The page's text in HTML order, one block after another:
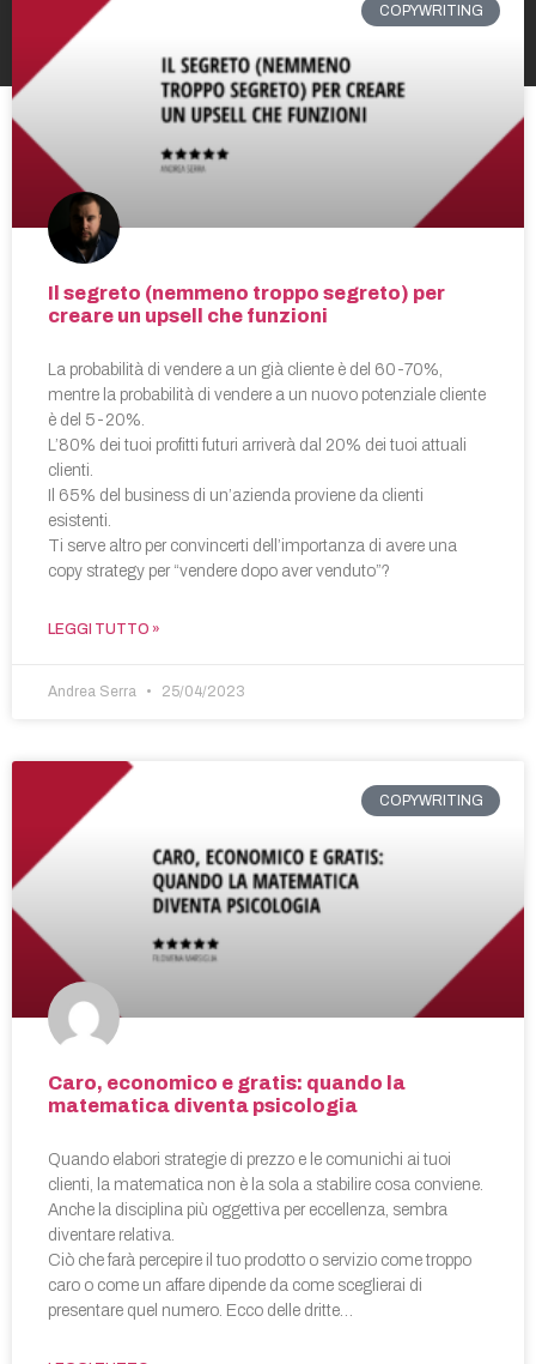
COPYWRITING
Il segreto (nemmeno troppo segreto) per
creare un upsell che funzioni
La probabilità di vendere a un già cliente è del 60-70%,
mentre la probabilità di vendere a un nuovo potenziale cliente
è del 5-20%.
L’80% dei tuoi profitti futuri arriverà dal 20% dei tuoi attuali
clienti.
Il 65% del business di un’azienda proviene da clienti
esistenti.
Ti serve altro per convincerti dell’importanza di avere una
copy strategy per “vendere dopo aver venduto”?
LEGGI TUTTO »
Andrea Serra 25/04/2023
COPYWRITING
Caro, economico e gratis: quando la
matematica diventa psicologia
Quando elabori strategie di prezzo e le comunichi ai tuoi
clienti, la matematica non è la sola a stabilire cosa conviene.
Anche la disciplina più oggettiva per eccellenza, sembra
diventare relativa.
Ciò che farà percepire il tuo prodotto o servizio come troppo
caro o come un affare dipende da come sceglierai di
presentare quel numero. Ecco delle dritte…